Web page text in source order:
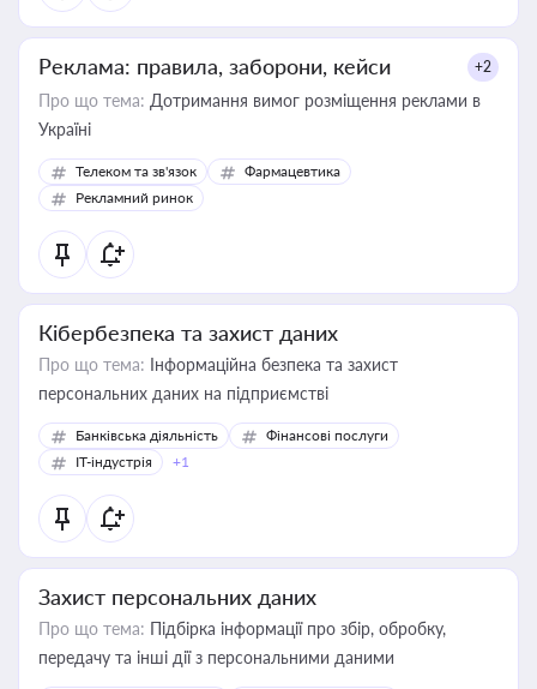
Реклама: правила, заборони, кейси +2
Про що тема: Дотримання вимог розміщення реклами в
Україні
Телеком та зв'язок
Фармацевтика
Рекламний ринок
Кібербезпека та захист даних
Про що тема: Інформаційна безпека та захист
персональних даних на підприємстві
Банківська діяльність
Фінансові послуги
IT-індустрія
+1
Захист персональних даних
Про що тема: Підбірка інформації про збір, обробку,
передачу та інші дії з персональними даними